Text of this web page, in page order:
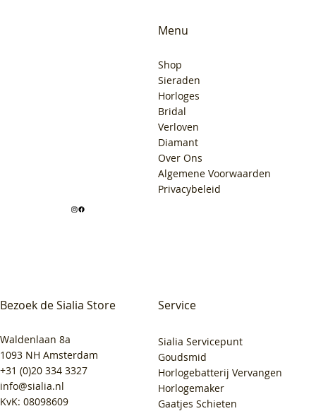
Bezoek de Sialia Store
Waldenlaan 8a
1093 NH Amsterdam
+31 (0)20 334 3327
info@sialia.nl
KvK: 08098609
Menu
Shop
Sieraden
Horloges
Bridal
Verloven
Diamant
Over Ons
Algemene Voorwaarden
Privacybeleid
Service
Sialia Servicepunt
Goudsmid
Horlogebatterij Vervangen
Horlogemaker
Gaatjes Schieten